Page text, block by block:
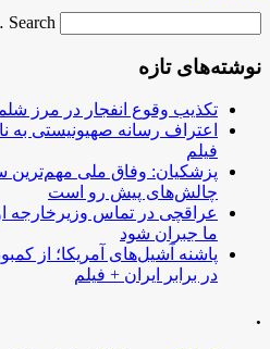
Search …
نوشته‌های تازه
تکذیب وقوع انفجار در مرز
اعتراف رسانه صهیونیستی به
فیلم
پزشکیان: وفاق ملی مهم‌ترین
چالش‌های پیش رو است
عراقچی در تماس وزیرخارجه
ما جبران شود
پاشنه آشیل‌های آمریکا؛ از
در برابر ایران + فیلم
.